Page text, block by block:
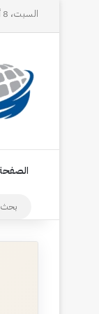
السبت، 8 أغسطس 2026
غُصن